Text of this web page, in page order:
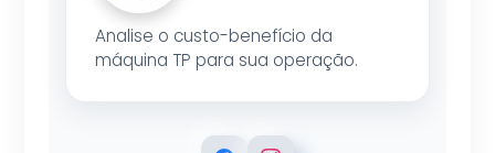
Analise o custo-benefício da
máquina TP para sua operação.